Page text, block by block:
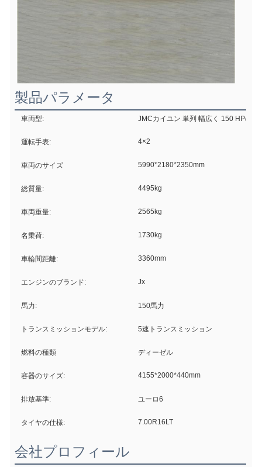
製品パラメータ
車両型: JMCカイユン 単列 幅広く 150 HPの貨
運転手表: 4×2
車両のサイズ 5990*2180*2350mm
総質量: 4495kg
車両重量: 2565kg
名乗荷: 1730kg
車輪間距離: 3360mm
エンジンのブランド: Jx
馬力: 150馬力
トランスミッションモデル: 5速トランスミッション
燃料の種類 ディーゼル
容器のサイズ: 4155*2000*440mm
排放基準: ユーロ6
タイヤの仕様: 7.00R16LT
会社プロフィール